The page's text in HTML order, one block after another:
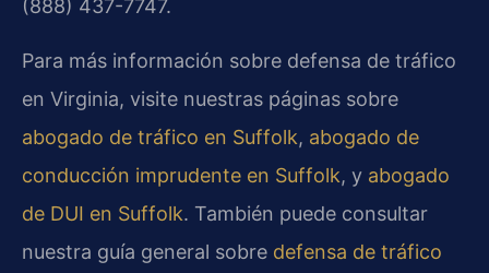
(888) 437-7747.
Para más información sobre defensa de tráfico
en Virginia, visite nuestras páginas sobre
abogado de tráfico en Suffolk, abogado de
conducción imprudente en Suffolk, y abogado
de DUI en Suffolk. También puede consultar
nuestra guía general sobre defensa de tráfico